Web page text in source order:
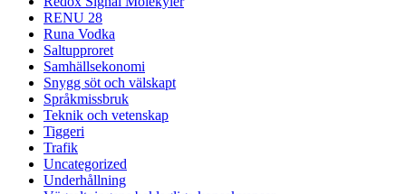
RENU 28
Runa Vodka
Saltupproret
Samhällsekonomi
Snygg söt och välskapt
Språkmissbruk
Teknik och vetenskap
Tiggeri
Trafik
Uncategorized
Underhållning